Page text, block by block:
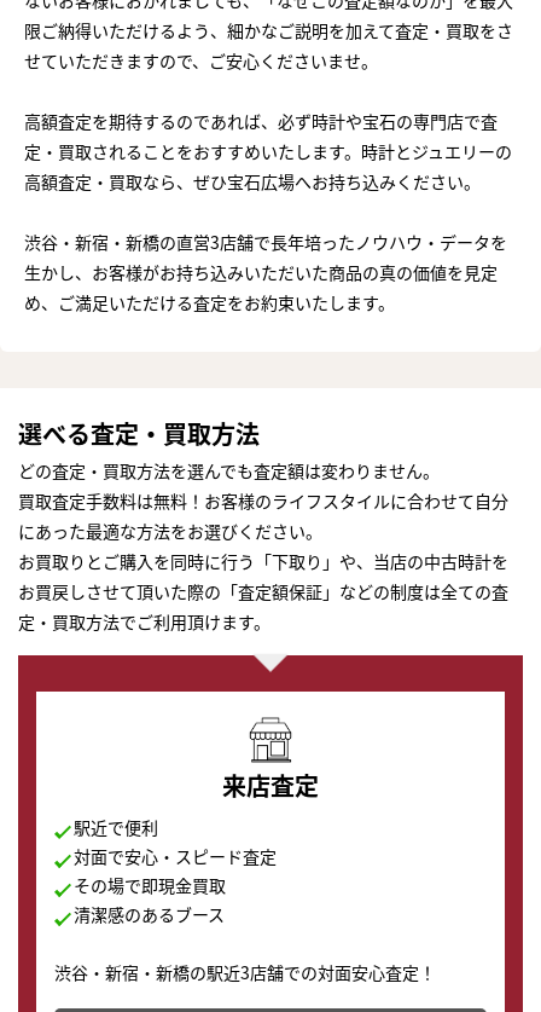
限ご納得いただけるよう、細かなご説明を加えて査定・買取をさ
せていただきますので、ご安心くださいませ。
高額査定を期待するのであれば、必ず時計や宝石の専門店で査
定・買取されることをおすすめいたします。時計とジュエリーの
高額査定・買取なら、ぜひ宝石広場へお持ち込みください。
渋谷・新宿・新橋の直営3店舗で長年培ったノウハウ・データを
生かし、お客様がお持ち込みいただいた商品の真の価値を見定
め、ご満足いただける査定をお約束いたします。
選べる査定・買取方法
どの査定・買取方法を選んでも査定額は変わりません。
買取査定手数料は無料！お客様のライフスタイルに合わせて自分
にあった最適な方法をお選びください。
お買取りとご購入を同時に行う「下取り」や、当店の中古時計を
お買戻しさせて頂いた際の「査定額保証」などの制度は全ての査
定・買取方法でご利用頂けます。
来店査定
駅近で便利
対面で安心・スピード査定
その場で即現金買取
清潔感のあるブース
渋谷・新宿・新橋の駅近3店舗での対面安心査定！